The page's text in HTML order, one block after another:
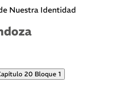
Nuestra Identidad
20 Bloque 1